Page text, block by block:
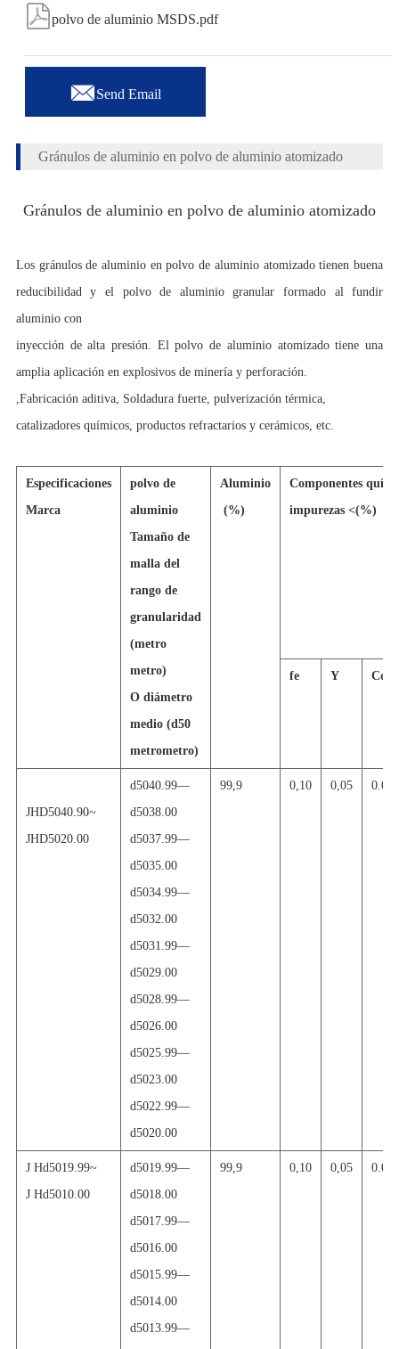
polvo de aluminio MSDS.pdf
Send Email
Gránulos de aluminio en polvo de aluminio atomizado
Gránulos de aluminio en polvo de aluminio atomizado
Los gránulos de aluminio en polvo de aluminio atomizado tienen buena
reducibilidad y el polvo de aluminio granular formado al fundir
aluminio con
inyección de alta presión. El polvo de aluminio atomizado tiene una
amplia aplicación en explosivos de minería y perforación.
,Fabricación aditiva, Soldadura fuerte, pulverización térmica,
catalizadores químicos, productos refractarios y cerámicos, etc.
Especificaciones
Marca
polvo de
aluminio
Tamaño de
malla del
rango de
granularidad
(metro
metro)
O diámetro
medio (d50
metrometro)
Aluminio
(%)
Componentes
impurezas <(%)
fe Y Con
JHD5040.90~
JHD5020.00
d5040.99—
d5038.00
d5037.99—
d5035.00
d5034.99—
d5032.00
d5031.99—
d5029.00
d5028.99—
d5026.00
d5025.99—
d5023.00
d5022.99—
d5020.00
99,9 0,10 0,05 0.008
J Hd5019.99~
J Hd5010.00
d5019.99—
d5018.00
d5017.99—
d5016.00
d5015.99—
d5014.00
d5013.99—
99,9 0,10 0,05 0.008